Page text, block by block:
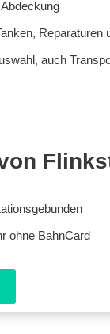
Reparaturen
auch
ohne BahnCard